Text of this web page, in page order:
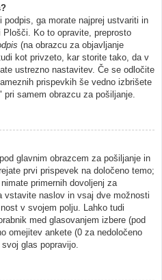
ga morate najprej ustvariti in
Ko to opravite, preprosto
(na obrazcu za objavljanje
kot privzeto, kar storite tako, da v
ustrezno nastavitev. Če se odločite
prispevkih še vedno izbrišete
samem obrazcu za pošiljanje.
glavnim obrazcem za pošiljanje in
prvi prispevek na določeno temo;
primernih dovoljenj za
vstavite naslov in vsaj dve možnosti
v svojem polju. Lahko tudi
med glasovanjem izbere (pod
omejitev ankete (0 za nedoločeno
glas popravijo.